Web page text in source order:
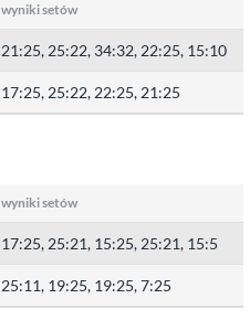
wyniki setów
21:25, 25:22, 34:32, 22:25, 15:10
17:25, 25:22, 22:25, 21:25
wyniki setów
17:25, 25:21, 15:25, 25:21, 15:5
25:11, 19:25, 19:25, 7:25